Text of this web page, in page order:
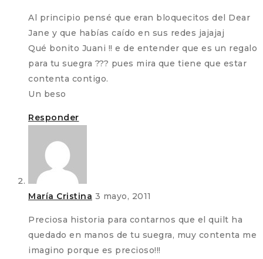
Al principio pensé que eran bloquecitos del Dear
Jane y que habías caído en sus redes jajajaj
Qué bonito Juani !! e de entender que es un regalo
para tu suegra ??? pues mira que tiene que estar
contenta contigo.
Un beso
Responder
María Cristina 3 mayo, 2011
Preciosa historia para contarnos que el quilt ha
quedado en manos de tu suegra, muy contenta me
imagino porque es precioso!!!